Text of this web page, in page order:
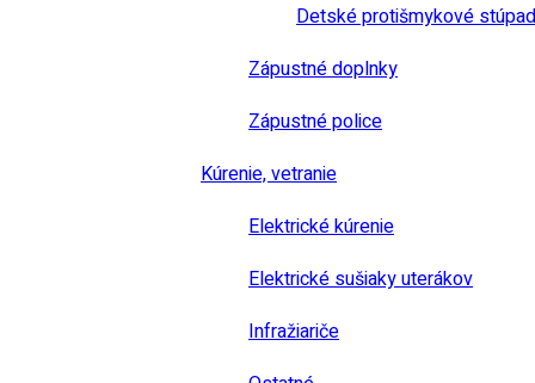
Detské protišmykové
Zápustné doplnky
Zápustné police
Kúrenie, vetranie
Elektrické kúrenie
Elektrické sušiaky uterákov
Infražiariče